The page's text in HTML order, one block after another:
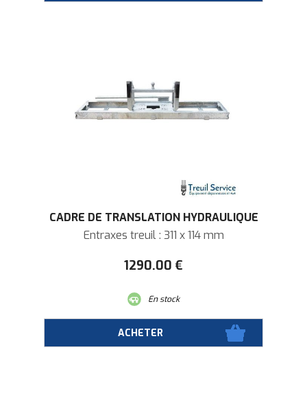
CADRE DE TRANSLATION HYDRAULIQUE
Entraxes treuil : 311 x 114 mm
1290.00 €
En stock